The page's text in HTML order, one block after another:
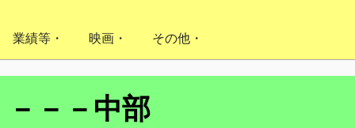
業績等・ 映画・ その他・
－－－中部